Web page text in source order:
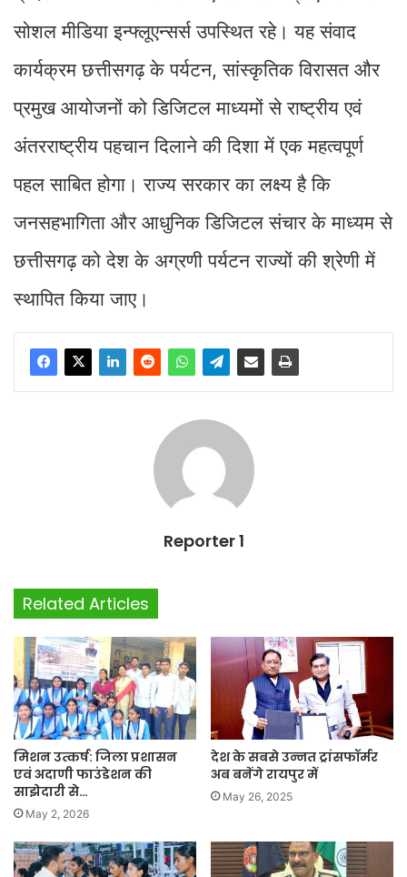
सोशल मीडिया इन्फ्लूएन्सर्स उपस्थित रहे। यह संवाद
कार्यक्रम छत्तीसगढ़ के पर्यटन, सांस्कृतिक विरासत और
प्रमुख आयोजनों को डिजिटल माध्यमों से राष्ट्रीय एवं
अंतरराष्ट्रीय पहचान दिलाने की दिशा में एक महत्वपूर्ण
पहल साबित होगा। राज्य सरकार का लक्ष्य है कि
जनसहभागिता और आधुनिक डिजिटल संचार के माध्यम से
छत्तीसगढ़ को देश के अग्रणी पर्यटन राज्यों की श्रेणी में
स्थापित किया जाए।
Reporter 1
Related Articles
मिशन उत्कर्ष: जिला प्रशासन
एवं अदाणी फाउंडेशन की
साझेदारी से…
May 2, 2026
देश के सबसे उन्नत ट्रांसफॉर्मर
अब बनेंगे रायपुर में
May 26, 2025